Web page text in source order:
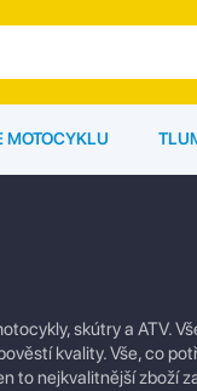
MOTOCYKLU
skútry a ATV.
kvality. Vše, co
to nejkvalitnější zboží